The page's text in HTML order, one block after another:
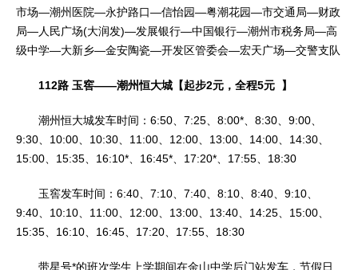
市场—潮州医院—永护路口—信怡园—粤潮花园—市交通局—财政
局—人民广场(大润发)—发展银行—中国银行—潮州市税务局—高
级中学—大新乡—金安陶瓷—开发区管委会—宏天广场—交警支队
112路 玉窖——潮州恒大城【起步2元，全程5元 】
潮州恒大城发车时间：6:50、7:25、8:00*、8:30、9:00、
9:30、10:00、10:30、11:00、12:00、13:00、14:00、14:30、
15:00、15:35、16:10*、16:45*、17:20*、17:55、18:30
玉窖发车时间：6:40、7:10、7:40、8:10、8:40、9:10、
9:40、10:10、11:00、12:00、13:00、13:40、14:25、15:00、
15:35、16:10、16:45、17:20、17:55、18:30
带星号*的班次学生上学期间在金山中学后门站发车，节假日